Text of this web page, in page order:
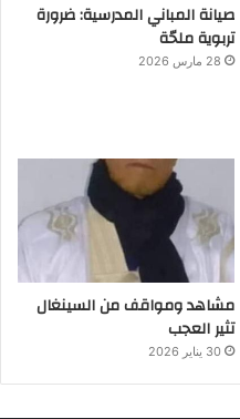
صيانة المباني المدرسية: ضرورة
تربوية ملحّة
28 مارس 2026
مشاهد ومواقف من السينغال
تثير العجب
30 يناير 2026